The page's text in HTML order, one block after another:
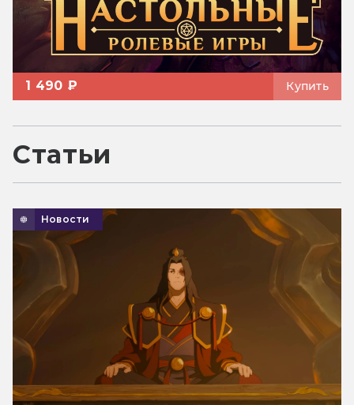
1 490 ₽ Купить
Статьи
Новости